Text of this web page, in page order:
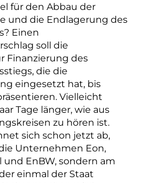
für den Abbau der
und die Endlagerung des
Einen
soll die
Finanzierung des
die die
eingesetzt hat, bis
Vielleicht
Tage länger, wie aus
zu hören ist.
sich schon jetzt ab,
Unternehmen Eon,
und EnBW, sondern am
einmal der Staat